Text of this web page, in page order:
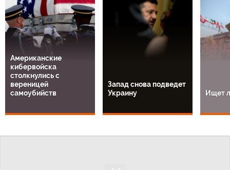
Американские
кибервойска
столкнулись с
вереницей
самоубийств
Запад снова подведет
Украину
Ищет